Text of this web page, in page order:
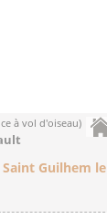
à vol d'oiseau)
Guilhem le